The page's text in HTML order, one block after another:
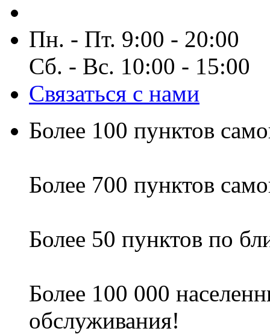
Пн. - Пт. 9:00 - 20:00
Сб. - Вс. 10:00 - 15:00
Связаться с нами
Более 100 пунктов
Более 700 пунктов
Более 50 пунктов по
Более 100 000
обслуживания!